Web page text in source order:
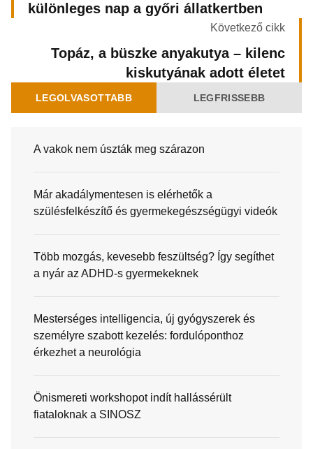
különleges nap a győri állatkertben
Következő cikk
Topáz, a büszke anyakutya – kilenc
kiskutyának adott életet
LEGOLVASOTTABB LEGFRISSEBB
A vakok nem úszták meg szárazon
Már akadálymentesen is elérhetők a
szülésfelkészítő és gyermekegészségügyi videók
Több mozgás, kevesebb feszültség? Így segíthet
a nyár az ADHD-s gyermekeknek
Mesterséges intelligencia, új gyógyszerek és
személyre szabott kezelés: fordulóponthoz
érkezhet a neurológia
Önismereti workshopot indít hallássérült
fiataloknak a SINOSZ